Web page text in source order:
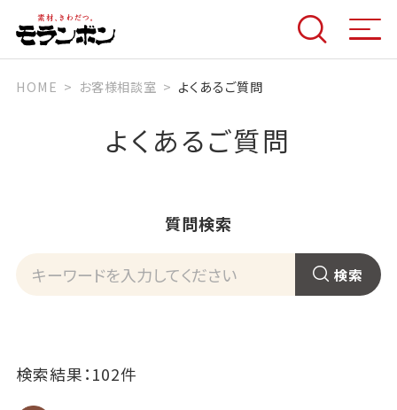
HOME お客様相談室 よくあるご質問
よくあるご質問
質問検索
検索結果：102件